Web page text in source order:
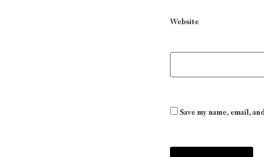
Website
Save my name, email,